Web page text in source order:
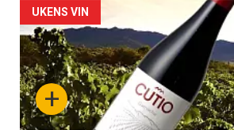
Forsiden
akkurat
nå
-
+
UKENS VIN